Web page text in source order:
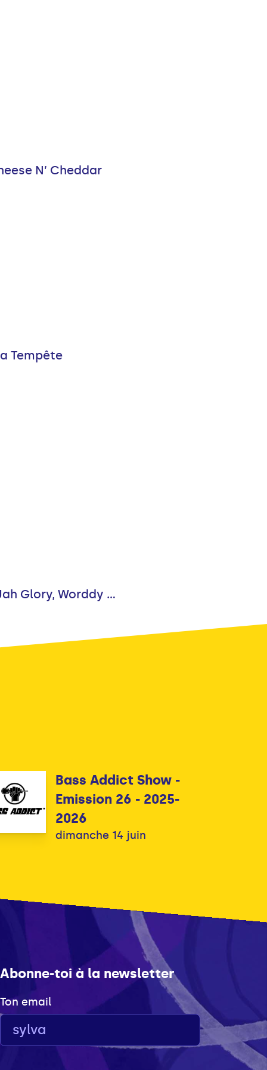
N’ Cheddar
Tempête
Glory, Worddy ...
Bass Addict Show -
Emission 26 - 2025-
2026
dimanche 14 juin
Abonne-toi à la newsletter
Ton email